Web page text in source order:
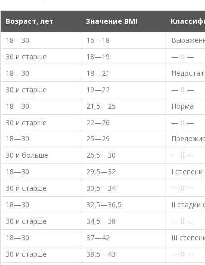
Возраст, лет Значение BMI
18—30
16—18
30 и старше
18—19
— II —
18—30
18—21
30 и старше
19—22
— II —
18—30
21,5—25
Норма
30 и старше
22—26
— II —
18—30
25—29
30 и больше
26,5—30
— II —
18—30
29,5—32
I
30 и старше
30,5—34
— II —
18—30
32,5—36,5
II стадии
30 и старше
34,5—38
— II —
18—30
37—42
III
30 и старше
38,5—43
— II —